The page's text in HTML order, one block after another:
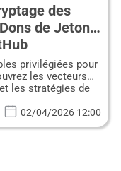
des
de Jetons
privilégiées pour
les vecteurs
les stratégies de
02/04/2026 12:00